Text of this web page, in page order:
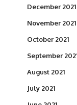
December 2021
November 2021
October 2021
September
August 2021
July 2021